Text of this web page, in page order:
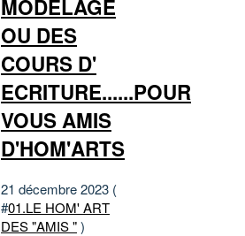
MODELAGE
OU DES
COURS D'
ECRITURE......POUR
VOUS AMIS
D'HOM'ARTS
21 décembre 2023 (
#01.LE HOM' ART
DES "AMIS ")